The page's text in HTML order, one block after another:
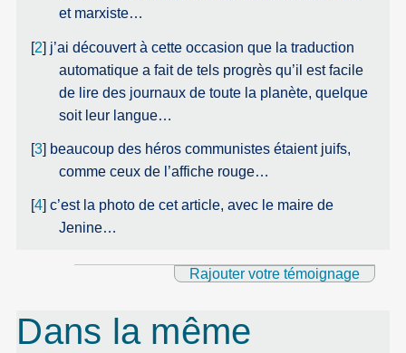
et marxiste…
[2] j’ai découvert à cette occasion que la traduction
automatique a fait de tels progrès qu’il est facile
de lire des journaux de toute la planète, quelque
soit leur langue…
[3] beaucoup des héros communistes étaient juifs,
comme ceux de l’affiche rouge…
[4]c’est la photo de cet article, avec le maire de
Jenine…
Rajouter votre témoignage
Dans la même